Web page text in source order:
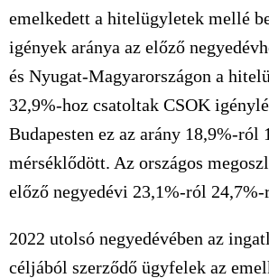
emelkedett a hitelügyletek mellé
igények aránya az előző
és Nyugat-Magyarországon a
32,9%-hoz csatoltak CSOK
Budapesten ez az arány 18,9%-ról
mérséklődött. Az országos
előző negyedévi 23,1%-ról 24,7%-
2022 utolsó negyedévében az
céljából szerződő ügyfelek az